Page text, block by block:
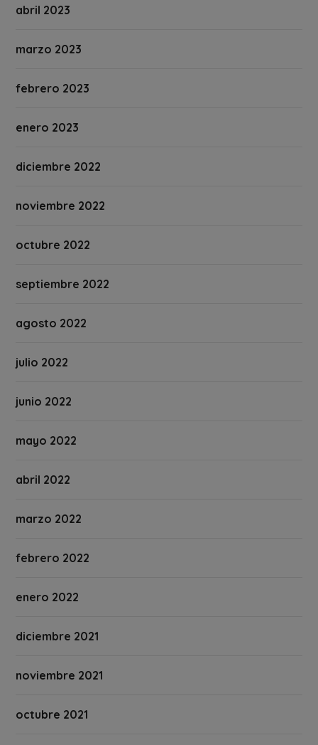
abril 2023
marzo 2023
febrero 2023
enero 2023
diciembre 2022
noviembre 2022
octubre 2022
septiembre 2022
agosto 2022
julio 2022
junio 2022
mayo 2022
abril 2022
marzo 2022
febrero 2022
enero 2022
diciembre 2021
noviembre 2021
octubre 2021